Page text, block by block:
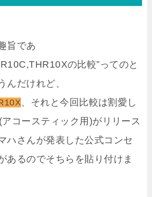
旨であ
の比較”ってのと
んだけれど、
、それと今回比較は割愛し
(アコースティック用)がリリース
ハさんが発表した公式コンセ
あるのでそちらを貼り付けま